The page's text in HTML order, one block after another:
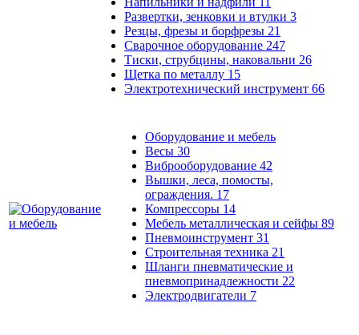
Развертки, зенковки и втулки 3
Резцы, фрезы и борфрезы 21
Сварочное оборудование 247
Тиски, струбцины, наковальни 26
Щетка по металлу 15
Электротехнический инструмент 66
Оборудование и мебель
Весы 30
Виброоборудование 42
Вышки, леса, помосты,
ограждения. 17
Компрессоры 14
Мебель металлическая и сейфы 89
Пневмоинструмент 31
Строительная техника 21
Шланги пневматические и
пневмопринадлежности 22
Электродвигатели 7